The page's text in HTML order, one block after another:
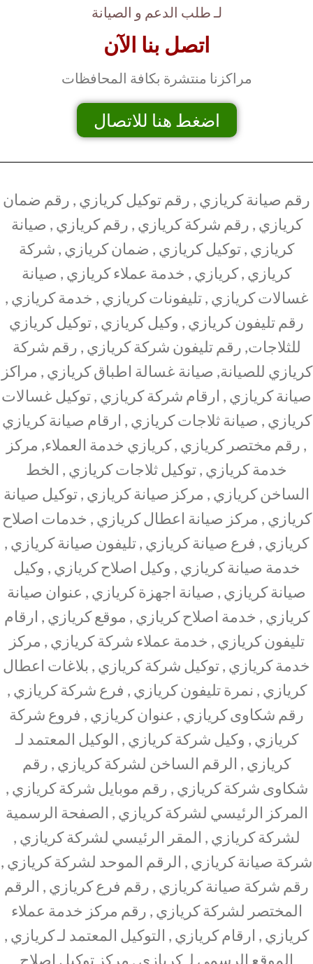
لـ طلب الدعم و الصيانة
اتصل بنا الآن
مراكزنا منتشرة بكافة المحافظات
اضغط هنا للاتصال
رقم صيانة كريازي , رقم توكيل كريازي , رقم ضمان
كريازي , رقم شركة كريازي , رقم كريازي , صيانة
كريازي , توكيل كريازي , ضمان كريازي , شركة
كريازي , كريازي , خدمة عملاء كريازي , صيانة
غسالات كريازي , تليفونات كريازي , خدمة كريازي ,
رقم تليفون كريازي , وكيل كريازي , توكيل كريازي
للثلاجات, رقم تليفون شركة كريازي , رقم شركة
كريازي للصيانة, صيانة غسالة اطباق كريازي , مراكز
صيانة كريازي , ارقام شركة كريازي , توكيل غسالات
كريازي , صيانة ثلاجات كريازي , ارقام صيانة كريازي
, رقم مختصر كريازي , كريازي خدمة العملاء, مركز
خدمة كريازي , توكيل ثلاجات كريازي , الخط
الساخن كريازي , مركز صيانة كريازي , توكيل صيانة
كريازي , مركز صيانة اعطال كريازي , خدمات اصلاح
كريازي , فرع صيانة كريازي , تليفون صيانة كريازي ,
خدمة صيانة كريازي , وكيل اصلاح كريازي , وكيل
صيانة كريازي , صيانة اجهزة كريازي , عنوان صيانة
كريازي , خدمة اصلاح كريازي , موقع كريازي , ارقام
تليفون كريازي , خدمة عملاء شركة كريازي , مركز
خدمة كريازي , توكيل شركة كريازي , بلاغات اعطال
كريازي , نمرة تليفون كريازي , فرع شركة كريازي ,
رقم شكاوى كريازي , عنوان كريازي , فروع شركة
كريازي , وكيل شركة كريازي , الوكيل المعتمد لـ
كريازي , الرقم الساخن لشركة كريازي , رقم
شكاوى شركة كريازي , رقم موبايل شركة كريازي ,
المركز الرئيسي لشركة كريازي , الصفحة الرسمية
لشركة كريازي , المقر الرئيسي لشركة كريازي ,
شركة صيانة كريازي , الرقم الموحد لشركة كريازي ,
رقم شركة صيانة كريازي , رقم فرع كريازي , الرقم
المختصر لشركة كريازي , رقم مركز خدمة عملاء
كريازي , ارقام كريازي , التوكيل المعتمد لـ كريازي ,
الموقع الرسمي لـ كريازي , مركز توكيل اصلاح